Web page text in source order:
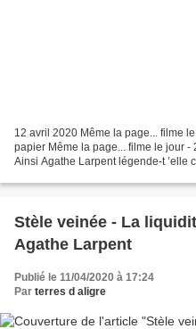
12 avril 2020 Même la page... filme
papier Même la page... filme le jour
Ainsi Agathe Larpent légende-t ’elle
Stèle veinée - La
Agathe Larpent
Publié le 11/04/2020 à 17:24
Par terres d aligre